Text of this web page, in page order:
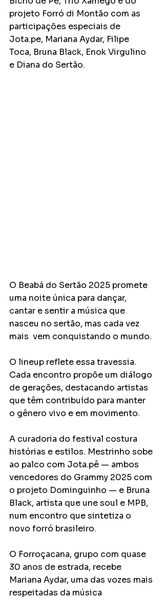
projeto Forró di Montão com as
participações especiais de
Jota.pe, Mariana Aydar, Filipe
Toca, Bruna Black, Enok Virgulino
e Diana do Sertão.
O Beabá do Sertão 2025 promete
uma noite única para dançar,
cantar e sentir a música que
nasceu no sertão, mas cada vez
mais  vem conquistando o mundo.
O lineup reflete essa travessia.
Cada encontro propõe um diálogo
de gerações, destacando artistas
que têm contribuído para manter
o gênero vivo e em movimento.
A curadoria do festival costura
histórias e estilos. Mestrinho sobe
ao palco com Jota.pê — ambos
vencedores do Grammy 2025 com
o projeto Dominguinho — e Bruna
Black, artista que une soul e MPB,
num encontro que sintetiza o
novo forró brasileiro.
O Forroçacana, grupo com quase
30 anos de estrada, recebe
Mariana Aydar, uma das vozes mais
respeitadas da música